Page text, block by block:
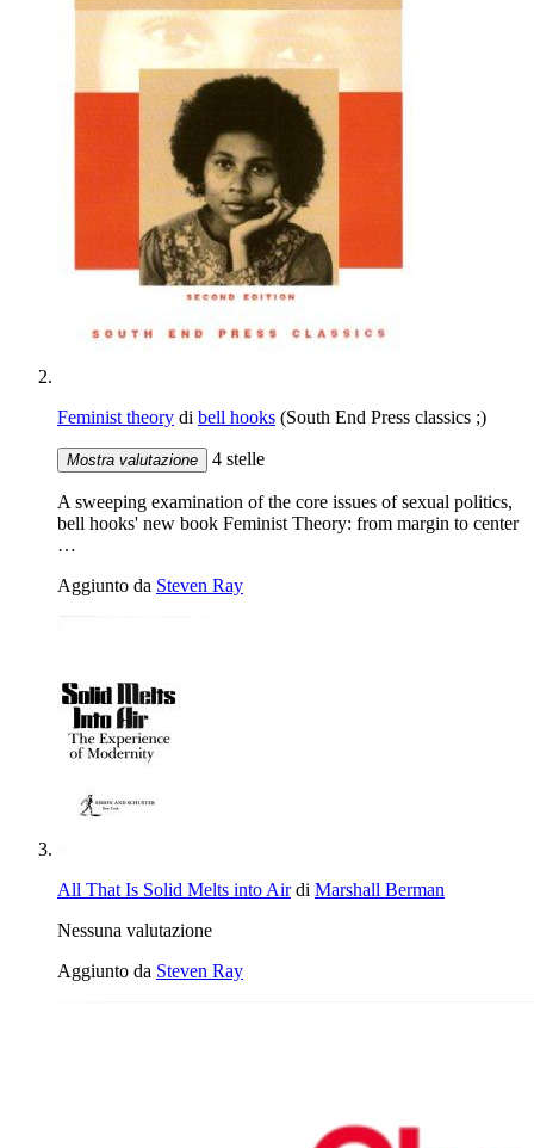
Feminist theory di bell hooks (South End Press classics ;)
Mostra valutazione 4 stelle
A sweeping examination of the core issues of sexual politics,
bell hooks' new book Feminist Theory: from margin to center
…
Aggiunto da Steven Ray
All That Is Solid Melts into Airdi Marshall Berman
Nessuna valutazione
Aggiunto da Steven Ray